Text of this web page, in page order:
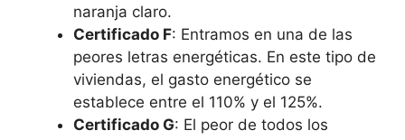
naranja claro.
Certificado F: Entramos en una de las
peores letras energéticas. En este tipo de
viviendas, el gasto energético se
establece entre el 110% y el 125%.
Certificado G: El peor de todos los